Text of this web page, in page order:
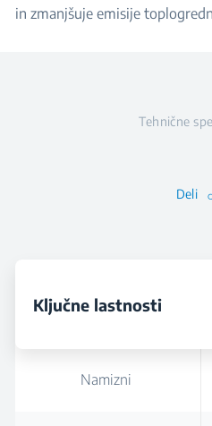
in zmanjšuje emisije
Tehnične
Deli
Ključne lastnosti
Namizni